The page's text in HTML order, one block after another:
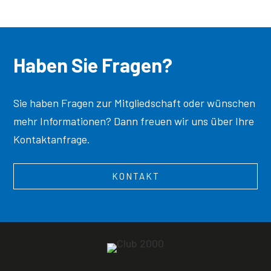
Haben Sie Fragen?
Sie haben Fragen zur Mitgliedschaft oder wünschen
mehr Informationen? Dann freuen wir uns über Ihre
Kontaktanfrage.
KONTAKT